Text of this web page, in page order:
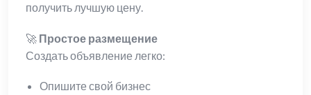
получить лучшую цену.
🚀 Простое размещение
Создать объявление легко:
Опишите свой бизнес